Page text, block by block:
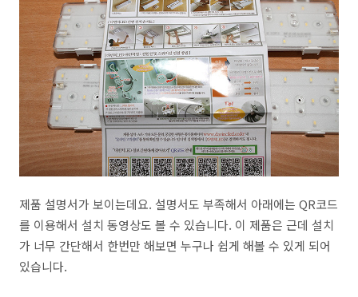
제품 설명서가 보이는데요. 설명서도 부족해서 아래에는 QR코드
를 이용해서 설치 동영상도 볼 수 있습니다. 이 제품은 근데 설치
가 너무 간단해서 한번만 해보면 누구나 쉽게 해볼 수 있게 되어
있습니다.